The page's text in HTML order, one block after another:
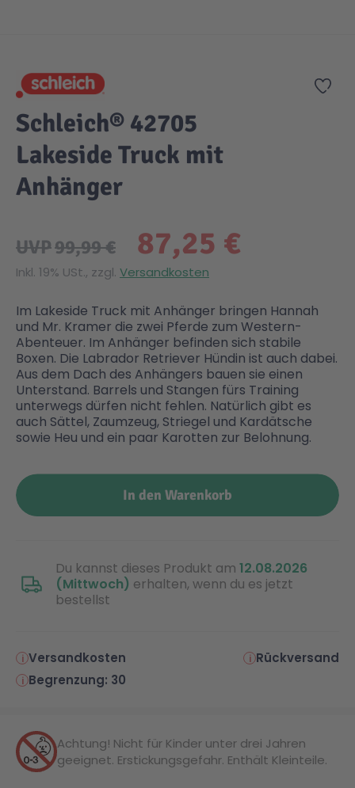
Sicherheit
Krimi / Thriller
Liebesromane
Sachbücher / Wissen
Zeit & Reise
Kuscheltiere
Puppen & Puppenzubehör
Puzzle & Legespiele
Holzspielwaren
Kreativ
Malen & Zeichnen
DC Comics™ Super Heroes
Disney
DUPLO®
Friends
Harry Potter™
Marvel™ Super Heroes
Minecraft™
Minifiguren
Speed Champions
Star Wars™
Technic
Country
Fairies
Family Fun
Figures
Heroes
Knights
NOVELMORE
Sports Action
Wiltopia
Aktion
Spiel-Ei
Zur
Schleich® 42705
Lakeside Truck mit
Anhänger
87,25 €
UVP99,99 €
Inkl. 19% USt., zzgl. Versandkosten
Im Lakeside Truck mit Anhänger bringen Hannah
und Mr. Kramer die zwei Pferde zum Western-
Abenteuer. Im Anhänger befinden sich stabile
Boxen. Die Labrador Retriever Hündin ist auch dabei.
Aus dem Dach des Anhängers bauen sie einen
Unterstand. Barrels und Stangen fürs Training
unterwegs dürfen nicht fehlen. Natürlich gibt es
auch Sättel, Zaumzeug, Striegel und Kardätsche
sowie Heu und ein paar Karotten zur Belohnung.
In den Warenkorb
Du kannst dieses Produkt am 12.08.2026
(Mittwoch) erhalten, wenn du es jetzt
bestellst
Versandkosten
Rückversand
Begrenzung: 30
Achtung! Nicht für Kinder unter drei Jahren
geeignet. Erstickungsgefahr. Enthält Kleinteile.